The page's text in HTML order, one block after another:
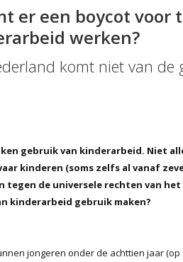
er een boycot voor
werken?
komt niet van de
gebruik van kinderarbeid. Niet
kinderen (soms zelfs al vanaf
tegen de universele rechten van
kinderarbeid gebruik maken?
jongeren onder de achttien jaar